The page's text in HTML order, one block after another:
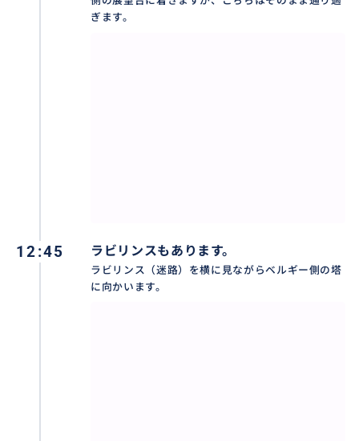
ます。この上からの写真だってインヅタ映えすること間
ぎます。
12:45 ラビリンスもあります。
ラビリンス（迷路）を横に見ながらベルギー側の塔
に向かいます。